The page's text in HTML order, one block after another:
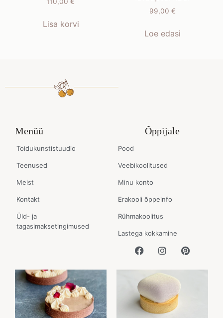
Lisa korvi
99,00 €
Loe edasi
Menüü
Toidukunstistuudio
Teenused
Meist
Kontakt
Üld- ja
tagasimaksetingimused
Õppijale
Pood
Veebikoolitused
Minu konto
Erakooli õppeinfo
Rühmakoolitus
Lastega kokkamine